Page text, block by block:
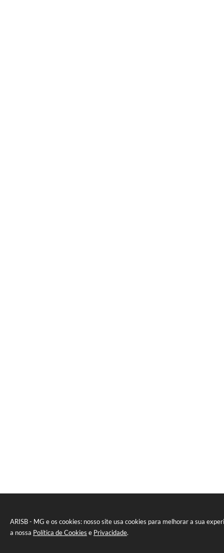
ARISB - MG e os cookies: nosso site usa cookies para melhorar a sua
a nossa Política de Cookies e Privacidade.